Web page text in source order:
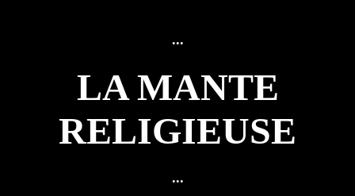
...
LA MANTE
RELIGIEUSE
...